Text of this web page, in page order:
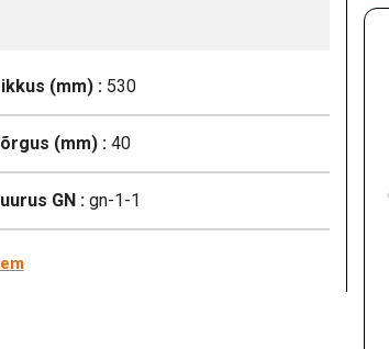
(mm) :530
(mm) :40
GN :gn-1-1